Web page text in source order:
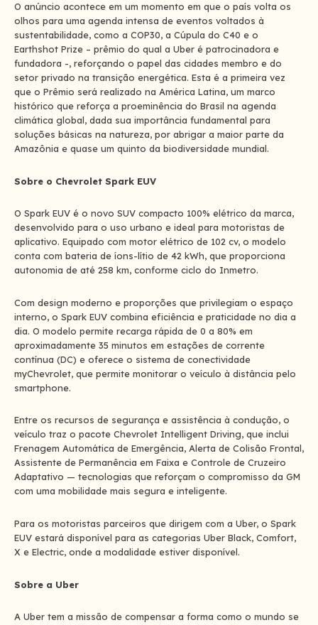
O anúncio acontece em um momento em que o país volta os
olhos para uma agenda intensa de eventos voltados à
sustentabilidade, como a COP30, a Cúpula do C40 e o
Earthshot Prize – prêmio do qual a Uber é patrocinadora e
fundadora -, reforçando o papel das cidades membro e do
setor privado na transição energética. Esta é a primeira vez
que o Prêmio será realizado na América Latina, um marco
histórico que reforça a proeminência do Brasil na agenda
climática global, dada sua importância fundamental para
soluções básicas na natureza, por abrigar a maior parte da
Amazônia e quase um quinto da biodiversidade mundial.
Sobre o Chevrolet Spark EUV
O Spark EUV é o novo SUV compacto 100% elétrico da marca,
desenvolvido para o uso urbano e ideal para motoristas de
aplicativo. Equipado com motor elétrico de 102 cv, o modelo
conta com bateria de íons-lítio de 42 kWh, que proporciona
autonomia de até 258 km, conforme ciclo do Inmetro.
Com design moderno e proporções que privilegiam o espaço
interno, o Spark EUV combina eficiência e praticidade no dia a
dia. O modelo permite recarga rápida de 0 a 80% em
aproximadamente 35 minutos em estações de corrente
contínua (DC) e oferece o sistema de conectividade
myChevrolet, que permite monitorar o veículo à distância pelo
smartphone.
Entre os recursos de segurança e assistência à condução, o
veículo traz o pacote Chevrolet Intelligent Driving, que inclui
Frenagem Automática de Emergência, Alerta de Colisão Frontal,
Assistente de Permanência em Faixa e Controle de Cruzeiro
Adaptativo — tecnologias que reforçam o compromisso da GM
com uma mobilidade mais segura e inteligente.
Para os motoristas parceiros que dirigem com a Uber, o Spark
EUV estará disponível para as categorias Uber Black, Comfort,
X e Electric, onde a modalidade estiver disponível.
Sobre a Uber
A Uber tem a missão de compensar a forma como o mundo se